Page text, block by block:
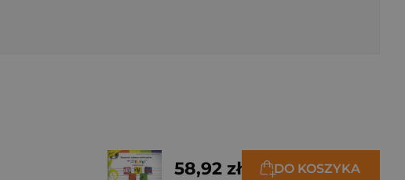
58,92 zł DO KOSZYKA